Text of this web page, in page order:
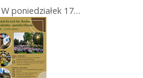
W poniedziałek 17…